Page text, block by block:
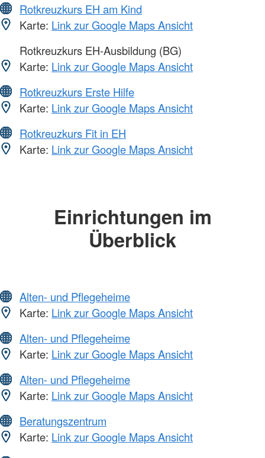
Rotkreuzkurs EH am Kind
Karte: Link zur Google Maps Ansicht
Rotkreuzkurs EH-Ausbildung (BG)
Karte: Link zur Google Maps Ansicht
Rotkreuzkurs Erste Hilfe
Karte: Link zur Google Maps Ansicht
Rotkreuzkurs Fit in EH
Karte: Link zur Google Maps Ansicht
Einrichtungen im
Überblick
Alten- und Pflegeheime
Karte: Link zur Google Maps Ansicht
Alten- und Pflegeheime
Karte: Link zur Google Maps Ansicht
Alten- und Pflegeheime
Karte: Link zur Google Maps Ansicht
Beratungszentrum
Karte: Link zur Google Maps Ansicht